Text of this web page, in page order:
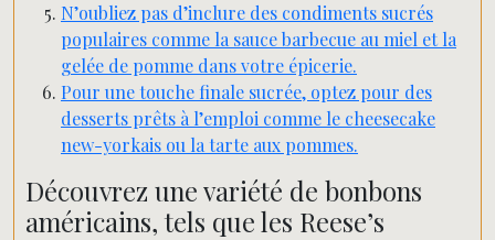
N’oubliez pas d’inclure des condiments sucrés
populaires comme la sauce barbecue au miel et la
gelée de pomme dans votre épicerie.
Pour une touche finale sucrée, optez pour des
desserts prêts à l’emploi comme le cheesecake
new-yorkais ou la tarte aux pommes.
Découvrez une variété de bonbons
américains, tels que les Reese’s